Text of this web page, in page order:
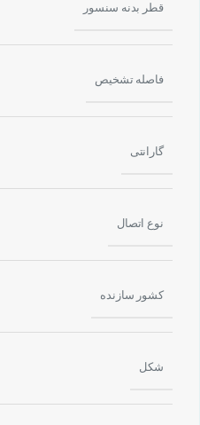
قطر بدنه سنسور
فاصله تشخیص
گارانتی
نوع اتصال
کشور سازنده
شکل